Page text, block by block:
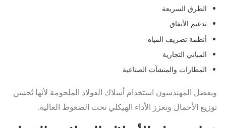
الطرق السريعة
تدعيم الأنفاق
أنظمة تصريف المياه
المباني التجارية
المطارات والمنشآت الصناعية
ويفضل المهندسون استخدام أسلاك الفولاذ الملحومة لأنها تُحسن
توزيع الأحمال وتعزز الأداء الهيكلي تحت الضغوط العالية.